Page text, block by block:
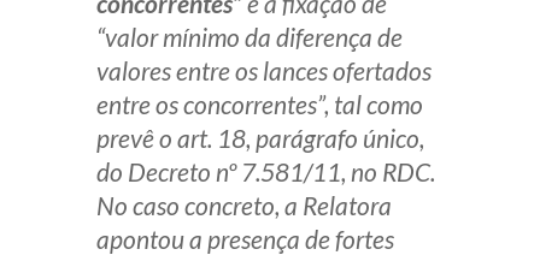
“valor mínimo da diferença de
valores entre os lances ofertados
entre os concorrentes”, tal como
prevê o art. 18, parágrafo único,
do Decreto nº 7.581/11, no RDC.
No caso concreto, a Relatora
apontou a presença de fortes